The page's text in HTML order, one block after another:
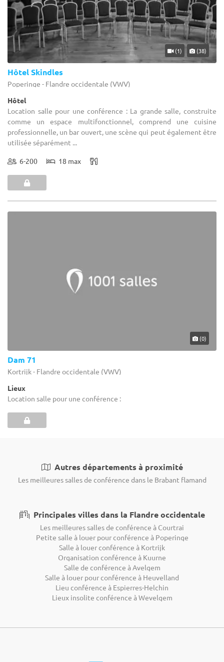
(1) (38)
Hôtel Skindles
Poperinge - Flandre occidentale (VWV)
Hôtel
Location salle pour une conférence : La grande salle, construite
comme un espace multifonctionnel, comprend une cuisine
professionnelle, un bar ouvert, une scène qui peut également être
utilisée séparément ...
6-200 18 max
(0)
Dam 71
Kortrijk - Flandre occidentale (VWV)
Lieux
Location salle pour une conférence :
Autres départements à proximité
Les meilleures salles de conférence dans le Brabant flamand
Principales villes dans la Flandre occidentale
Les meilleures salles de conférence à Courtrai
Petite salle à louer pour conférence à Poperinge
Salle à louer conférence à Kortrijk
Organisation conférence à Kuurne
Salle de conférence à Avelgem
Salle à louer pour conférence à Heuvelland
Lieu conférence à Espierres-Helchin
Lieux insolite conférence à Wevelgem